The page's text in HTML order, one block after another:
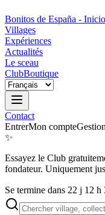
Bonitos de España - Inicio
Villages
Expériences
Actualités
Le sceau
ClubBoutique
Contact
EntrerMon compteGestion
✨
Essayez le Club
fondateur. Uniquement
Se termine dans 22 j 12 h